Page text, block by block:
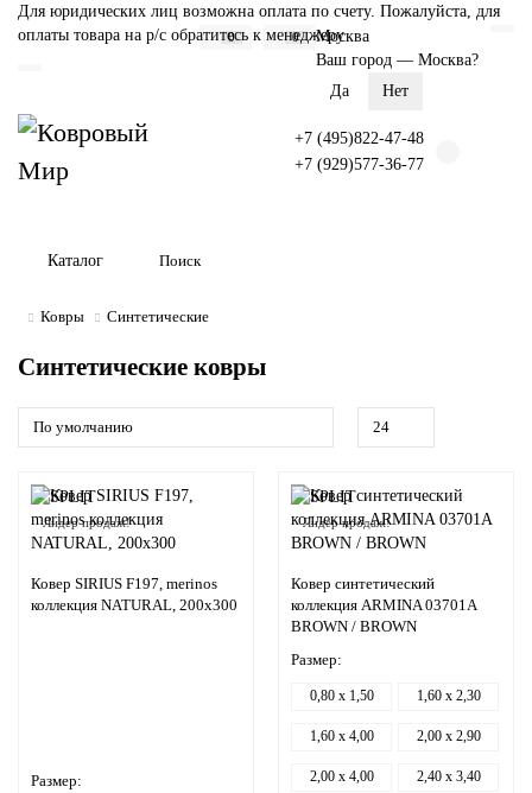
Для юридических лиц возможна оплата по счету. Пожалуйста, для
оплаты товара на р/с обратитесь к менеджеру
0 0
Москва
Ваш город — Москва?
+7 (495)822-47-48
+7 (929)577-36-77
Каталог
Ковры Синтетические
Синтетические ковры
Лидер продаж!
Ковер SIRIUS F197, merinos
коллекция NATURAL, 200х300
Размер:
Лидер продаж!
Ковер синтетический
коллекция ARMINA 03701A
BROWN / BROWN
Размер:
0,80 x 1,50 1,60 x 2,30
1,60 x 4,00 2,00 x 2,90
2,00 x 4,00 2,40 x 3,40